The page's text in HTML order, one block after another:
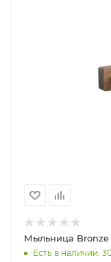
Мыльница Bronze
Есть в наличии: